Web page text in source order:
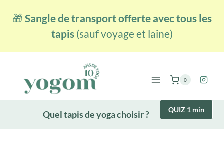
🎁 Sangle de transport offerte avec tous les
tapis (sauf voyage et laine)
0
Quel tapis de yoga choisir ? QUIZ 1 min